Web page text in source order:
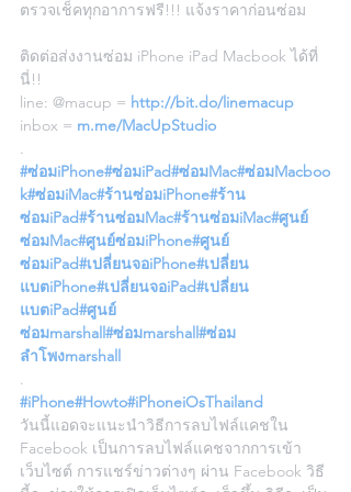
ตรวจเช็คทุกอาการฟรี!!! แจ้งราคาก่อนซ่อม
ติดต่อส่งงานซ่อม iPhone iPad Macbook ได้ที่
นี่!!
line: @macup = http://bit.do/linemacup
inbox = m.me/MacUpStudio
.
#ซ่อมiPhone#ซ่อมiPad#ซ่อมMac#ซ่อมMacboo
k#ซ่อมiMac#ร้านซ่อมiPhone#ร้าน
ซ่อมiPad#ร้านซ่อมMac#ร้านซ่อมiMac#ศูนย์
ซ่อมMac#ศูนย์ซ่อมiPhone#ศูนย์
ซ่อมiPad#เปลี่ยนจอiPhone#เปลี่ยน
แบตiPhone#เปลี่ยนจอiPad#เปลี่ยน
แบตiPad#ศูนย์
ซ่อมmarshall#ซ่อมmarshall#ซ่อม
ลำโพงmarshall
.
#iPhone#Howto#iPhoneiOsThailand
วันนี้แอดจะแนะนำวิธีการลบไฟล์แคชใน
Facebook เป็นการลบไฟล์แคชจากการเข้า
เว็บไซต์ การแชร์ข่าวต่างๆ ผ่าน Facebook วิธี